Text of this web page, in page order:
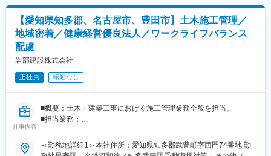
■仕事の魅力：
・取引先が創業以来お取引頂いている当社だからこそ、相手企業
様とのコミュニケーションが長年の信頼を元に実施できる良さが
あります。
・品質管理職は、顧客との直接的なコミュニケーションを通じ
て、製品の品質向上に貢献できるやりがいがあります。
・キャリアパスが明確で、ステップアップの機会が多いのも特徴
です。
・火薬関連素材や技術についての用途開拓
推進薬 ：火薬類の一種
◆日本の宇宙開発に貢献する火薬技術：
の実験用「ペンシルロケット」に当社が提供した火薬が使用され
ました。以後、1970年の国産衛星第一号となる「おおすみ」の打
ロケット用固体燃料メーカーとして地位を確立させました。
【愛知県知多郡、名古屋市、豊田市】土木施工管理／
地域密着／健康経営優良法人／ワークライフバランス
配慮
岩部建設株式会社
正社員 転勤なし
仕事内容
■概要：土木・建築工事における施工管理業務全般を担当。
■担当業務：
計画を立案していきます
・安全管理（作業所内安全、衛生環境管理）・工程管理（工程、
＜勤務地詳細1＞本社住所：愛知県知多郡武豊町字西門74番地 勤